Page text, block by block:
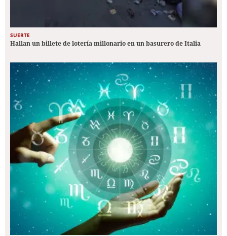
SUERTE
Hallan un billete de lotería millonario en un basurero de Italia